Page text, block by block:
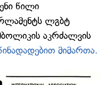
წილი
ლგბტ
აკრძალვის
მიმართა.